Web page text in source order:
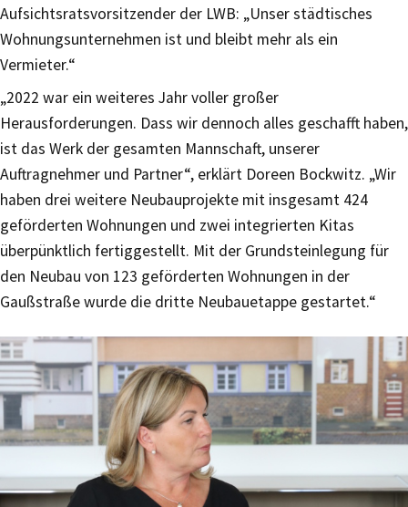
Aufsichtsratsvorsitzender der LWB: „Unser städtisches
Wohnungsunternehmen ist und bleibt mehr als ein
Vermieter.“
„2022 war ein weiteres Jahr voller großer
Herausforderungen. Dass wir dennoch alles geschafft haben,
ist das Werk der gesamten Mannschaft, unserer
Auftragnehmer und Partner“, erklärt Doreen Bockwitz. „Wir
haben drei weitere Neubauprojekte mit insgesamt 424
geförderten Wohnungen und zwei integrierten Kitas
überpünktlich fertiggestellt. Mit der Grundsteinlegung für
den Neubau von 123 geförderten Wohnungen in der
Gaußstraße wurde die dritte Neubauetappe gestartet.“